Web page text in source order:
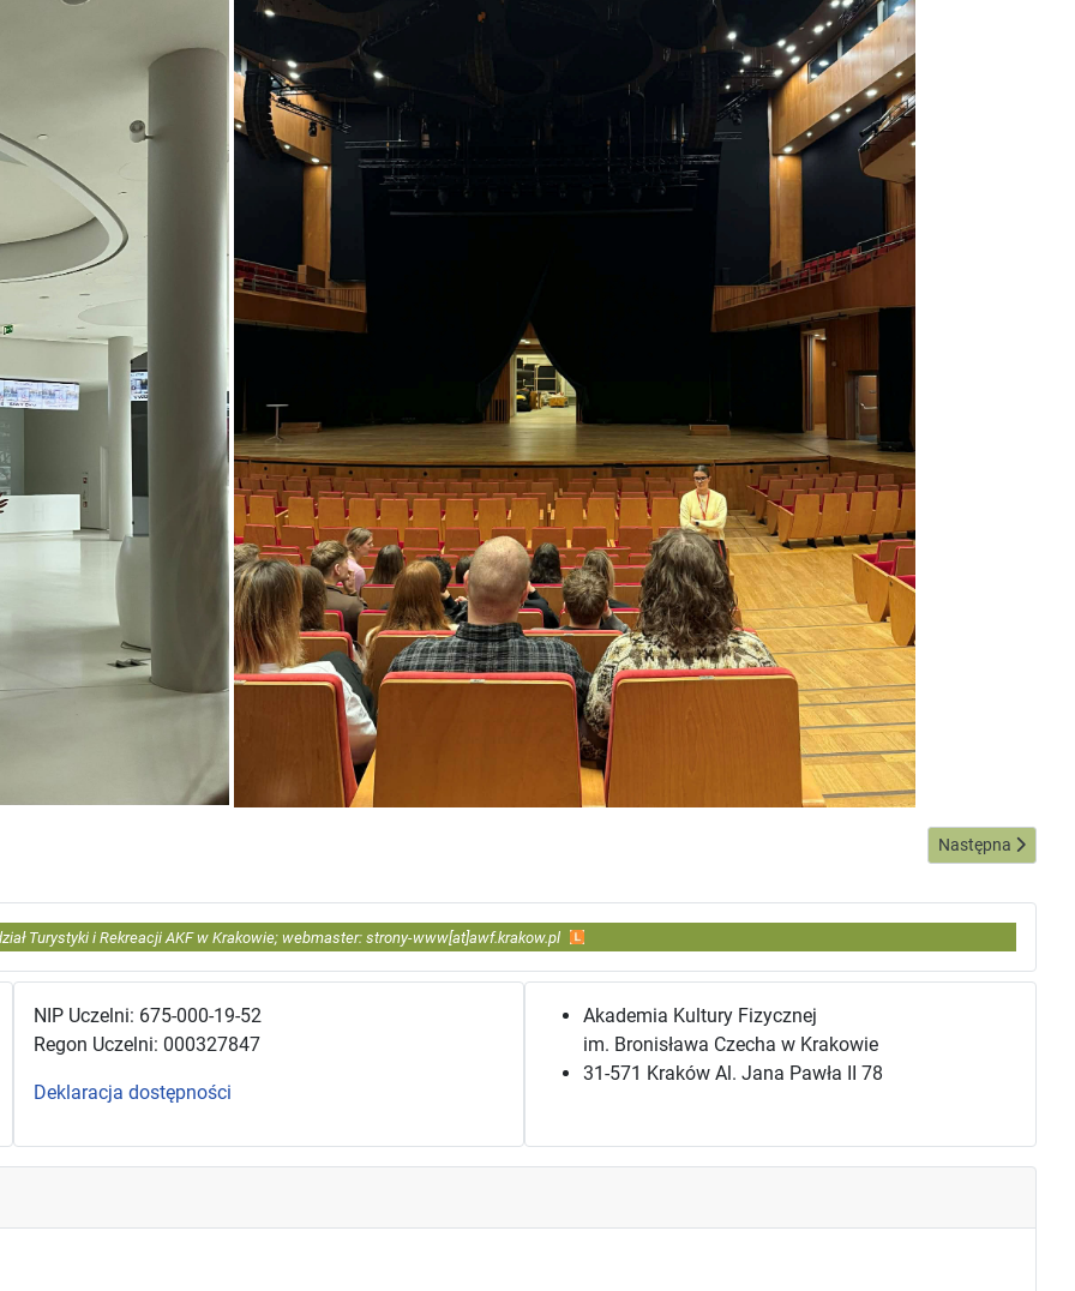
w TAURON Arenie Kraków Następna strona:
Następna
Turystyki i Rekreacji AKF w Krakowie; webmaster: strony-www[at]awf.krakow.pl
NIP Uczelni: 675-000-19-52
Regon Uczelni: 000327847
Deklaracja dostępności
Akademia Kultury Fizycznej
im. Bronisława Czecha w Krakowie
31-571 Kraków Al. Jana Pawła II 78